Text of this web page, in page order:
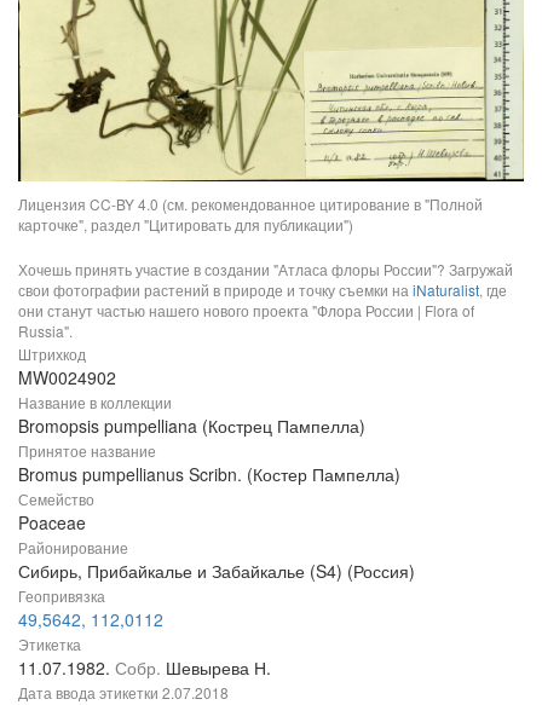
Лицензия CC-BY 4.0 (см. рекомендованное цитирование в "Полной
карточке", раздел "Цитировать для публикации")
Хочешь принять участие в создании "Атласа флоры России"? Загружай
свои фотографии растений в природе и точку съемки на iNaturalist, где
они станут частью нашего нового проекта "Флора России | Flora of
Russia".
Штрихкод
MW0024902
Название в коллекции
Bromopsis pumpelliana (Кострец Пампелла)
Принятое название
Bromus pumpellianus Scribn. (Костер Пампелла)
Семейство
Poaceae
Районирование
Сибирь, Прибайкалье и Забайкалье (S4) (Россия)
Геопривязка
49,5642, 112,0112
Этикетка
11.07.1982. Собр. Шевырева Н.
Дата ввода этикетки 2.07.2018